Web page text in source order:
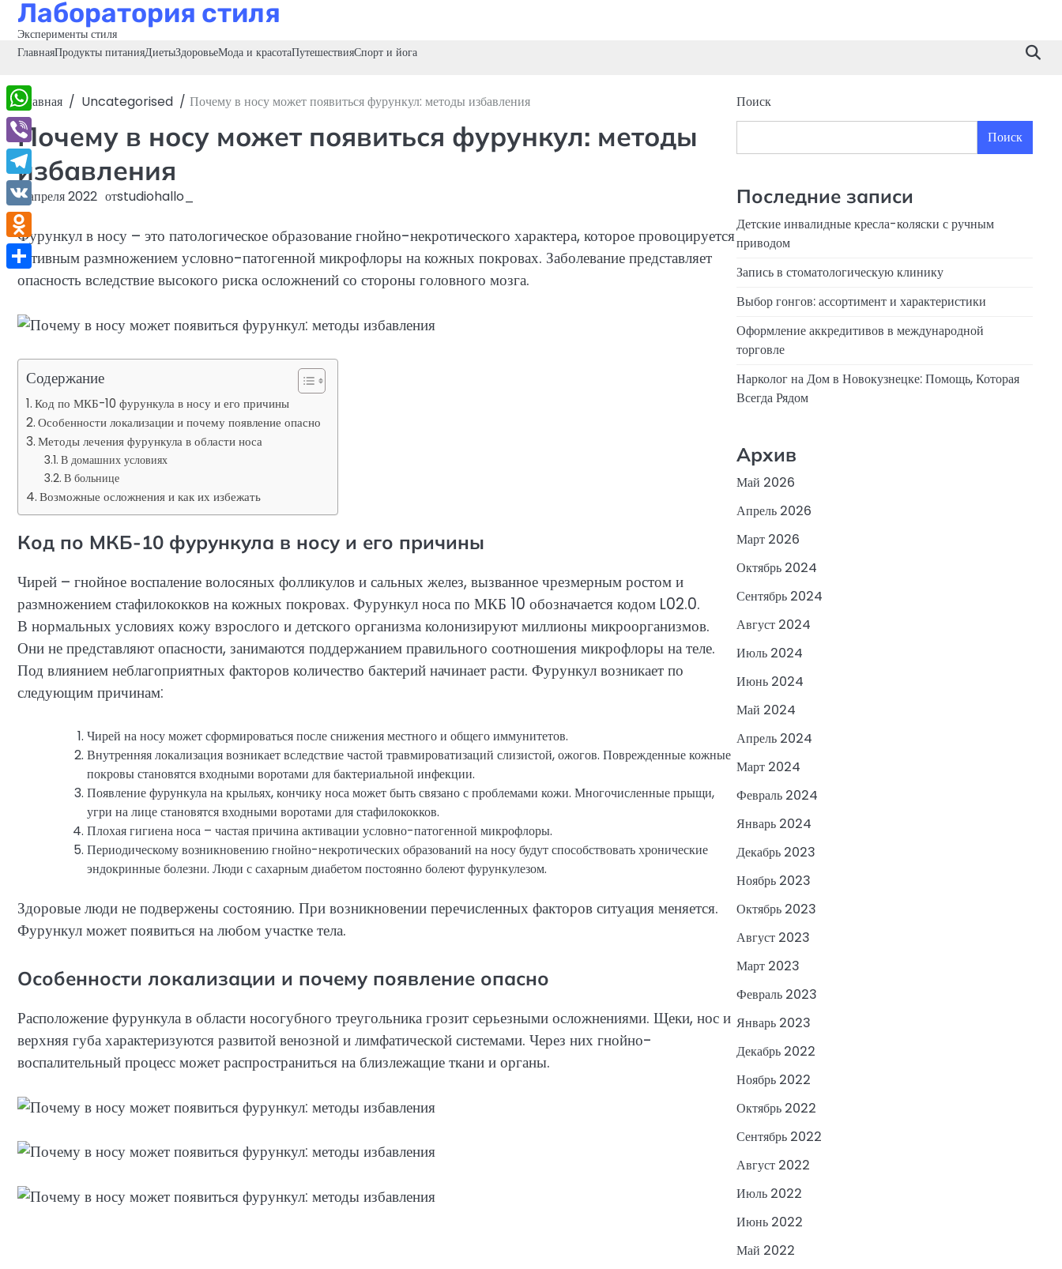
Перейти
содержимому
Лаборатория стиля
Эксперименты стиля
ГлавнаяПродукты питанияДиетыЗдоровьеМода и красотаПутешествияСпорт и йога
Главная Uncategorised Почему в носу может появиться фурункул: методы избавления
Почему в носу может появиться фурункул: методы
избавления
6 апреля 2022 отstudiohallo_
Фурункул в носу – это патологическое образование гнойно-некротического характера, которое провоцируется
активным размножением условно-патогенной микрофлоры на кожных покровах. Заболевание представляет
опасность вследствие высокого риска осложнений со стороны головного мозга.
Содержание
Код по МКБ-10 фурункула в носу и его причины
Особенности локализации и почему появление опасно
Методы лечения фурункула в области носа
В домашних условиях
В больнице
Возможные осложнения и как их избежать
Код по МКБ-10 фурункула в носу и его причины
Чирей – гнойное воспаление волосяных фолликулов и сальных желез, вызванное чрезмерным ростом и
размножением стафилококков на кожных покровах. Фурункул носа по МКБ 10 обозначается кодом L02.0.
В нормальных условиях кожу взрослого и детского организма колонизируют миллионы микроорганизмов.
Они не представляют опасности, занимаются поддержанием правильного соотношения микрофлоры на теле.
Под влиянием неблагоприятных факторов количество бактерий начинает расти. Фурункул возникает по
следующим причинам:
Чирей на носу может сформироваться после снижения местного и общего иммунитетов.
Внутренняя локализация возникает вследствие частой травмироватизаций слизистой, ожогов. Поврежденные кожные
покровы становятся входными воротами для бактериальной инфекции.
Появление фурункула на крыльях, кончику носа может быть связано с проблемами кожи. Многочисленные прыщи,
угри на лице становятся входными воротами для стафилококков.
Плохая гигиена носа – частая причина активации условно-патогенной микрофлоры.
Периодическому возникновению гнойно-некротических образований на носу будут способствовать хронические
эндокринные болезни. Люди с сахарным диабетом постоянно болеют фурункулезом.
Здоровые люди не подвержены состоянию. При возникновении перечисленных факторов ситуация меняется.
Фурункул может появиться на любом участке тела.
Особенности локализации и почему появление опасно
Расположение фурункула в области носогубного треугольника грозит серьезными осложнениями. Щеки, нос и
верхняя губа характеризуются развитой венозной и лимфатической системами. Через них гнойно-
воспалительный процесс может распространиться на близлежащие ткани и органы.
Поиск
Поиск
Последние записи
Детские инвалидные кресла-коляски с ручным
приводом
Запись в стоматологическую клинику
Выбор гонгов: ассортимент и характеристики
Оформление аккредитивов в международной
торговле
Нарколог на Дом в Новокузнецке: Помощь, Которая
Всегда Рядом
Архив
Май 2026
Апрель 2026
Март 2026
Октябрь 2024
Сентябрь 2024
Август 2024
Июль 2024
Июнь 2024
Май 2024
Апрель 2024
Март 2024
Февраль 2024
Январь 2024
Декабрь 2023
Ноябрь 2023
Октябрь 2023
Август 2023
Март 2023
Февраль 2023
Январь 2023
Декабрь 2022
Ноябрь 2022
Октябрь 2022
Сентябрь 2022
Август 2022
Июль 2022
Июнь 2022
Май 2022
WhatsApp
Viber
Telegram
VK
Odnoklassniki
Отправить